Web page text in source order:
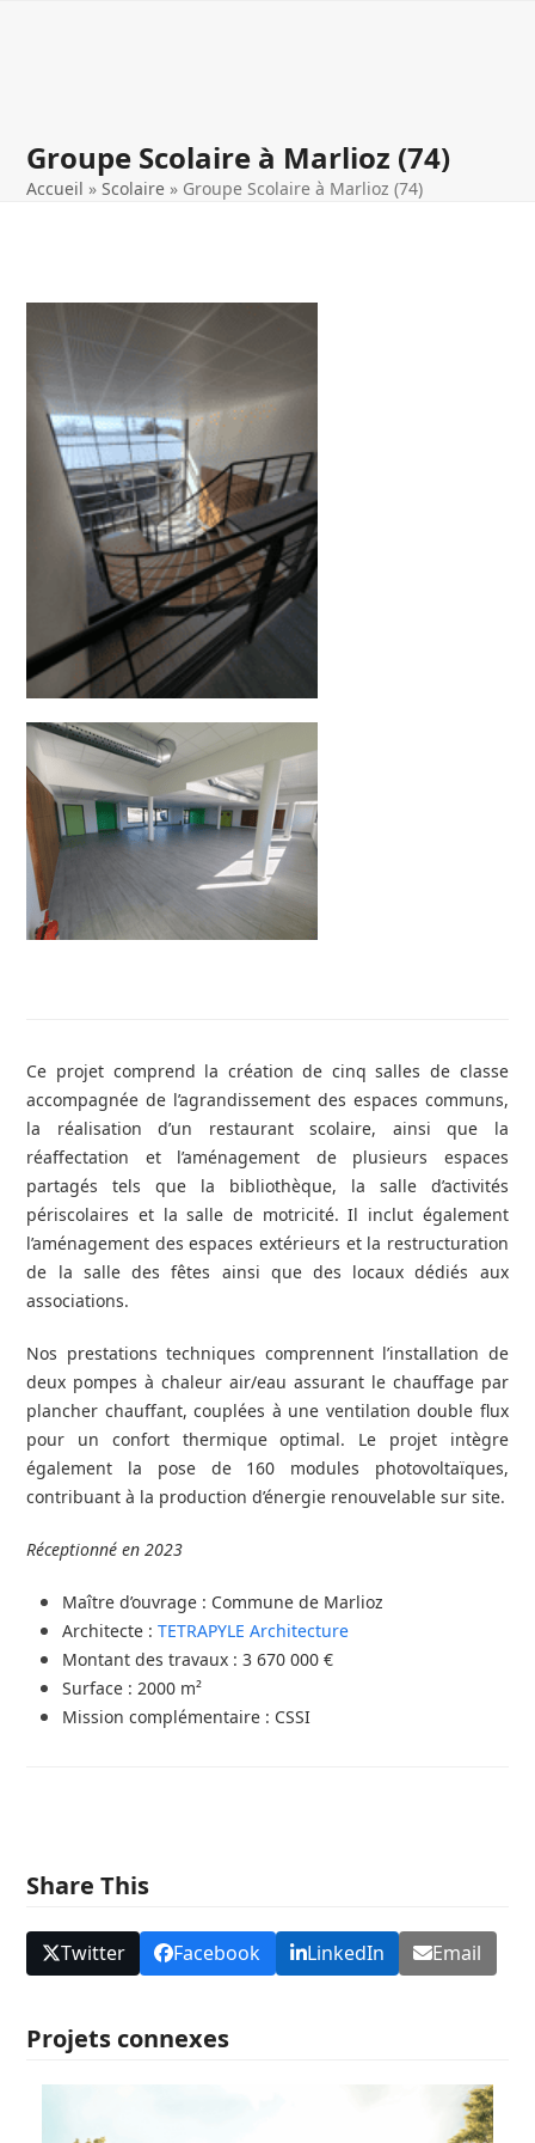
Groupe Scolaire à Marlioz (74)
Accueil »Scolaire » Groupe Scolaire à Marlioz (74)
Ce projet comprend la création de cinq salles de classe
accompagnée de l’agrandissement des espaces communs,
la réalisation d’un restaurant scolaire, ainsi que la
réaffectation et l’aménagement de plusieurs espaces
partagés tels que la bibliothèque, la salle d’activités
périscolaires et la salle de motricité. Il inclut également
l’aménagement des espaces extérieurs et la restructuration
de la salle des fêtes ainsi que des locaux dédiés aux
associations.
Nos prestations techniques comprennent l’installation de
deux pompes à chaleur air/eau assurant le chauffage par
plancher chauffant, couplées à une ventilation double flux
pour un confort thermique optimal. Le projet intègre
également la pose de 160 modules photovoltaïques,
contribuant à la production d’énergie renouvelable sur site.
Réceptionné en 2023
Maître d’ouvrage : Commune de Marlioz
Architecte : TETRAPYLE Architecture
Montant des travaux : 3 670 000 €
Surface : 2000 m²
Mission complémentaire : CSSI
Share This
Twitter Facebook LinkedIn Email
Projets connexes